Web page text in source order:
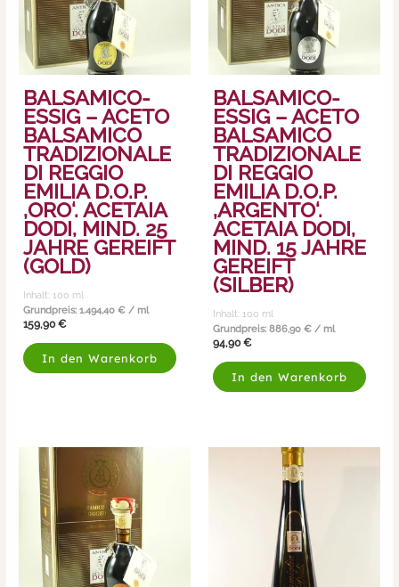
BALSAMICO-
ESSIG – ACETO
BALSAMICO
TRADIZIONALE
DI REGGIO
EMILIA D.O.P.
‚ORO‘. ACETAIA
DODI, MIND. 25
JAHRE GEREIFT
(GOLD)
Inhalt: 100 ml
Grundpreis:1.494,40€ / ml
159,90€
In den Warenkorb
BALSAMICO-
ESSIG – ACETO
BALSAMICO
TRADIZIONALE
DI REGGIO
EMILIA D.O.P.
‚ARGENTO‘.
ACETAIA DODI,
MIND. 15 JAHRE
GEREIFT
(SILBER)
Inhalt: 100 ml
Grundpreis: 886,90 € / ml
94,90€
In den Warenkorb